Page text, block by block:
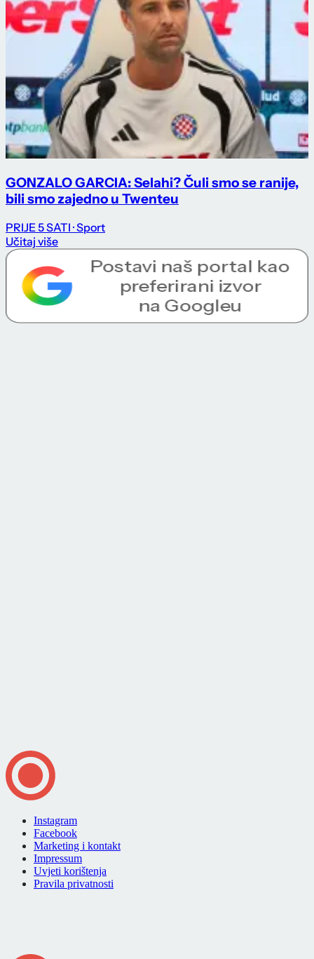
GONZALO GARCIA: Selahi? Čuli smo se ranije,
bili smo zajedno u Twenteu
PRIJE 5 SATI · Sport
Učitaj više
Instagram
Facebook
Marketing i kontakt
Impressum
Uvjeti korištenja
Pravila privatnosti